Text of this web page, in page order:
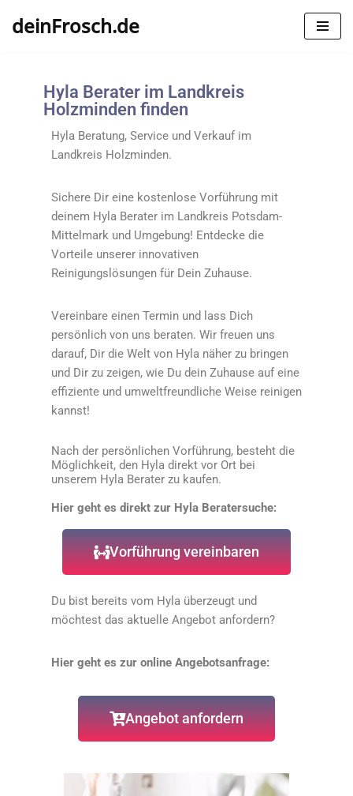
deinFrosch.de
Hyla Berater im Landkreis
Holzminden finden
Hyla Beratung, Service und Verkauf im
Landkreis Holzminden.
Sichere Dir eine kostenlose Vorführung mit
deinem Hyla Berater im Landkreis Potsdam-
Mittelmark und Umgebung! Entdecke die
Vorteile unserer innovativen
Reinigungslösungen für Dein Zuhause.
Vereinbare einen Termin und lass Dich
persönlich von uns beraten. Wir freuen uns
darauf, Dir die Welt von Hyla näher zu bringen
und Dir zu zeigen, wie Du dein Zuhause auf eine
effiziente und umweltfreundliche Weise reinigen
kannst!
Nach der persönlichen Vorführung, besteht die
Möglichkeit, den Hyla direkt vor Ort bei
unserem Hyla Berater zu kaufen.
Hier geht es direkt zur Hyla Beratersuche:
Vorführung vereinbaren
Du bist bereits vom Hyla überzeugt und
möchtest das aktuelle Angebot anfordern?
Hier geht es zur online Angebotsanfrage:
Angebot anfordern